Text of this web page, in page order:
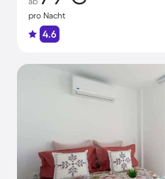
pro Nacht
4.6